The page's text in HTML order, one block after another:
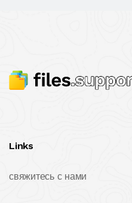
Links
свяжитесь с нами